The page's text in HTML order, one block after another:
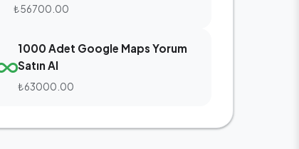
₺56700.00
1000 Adet Google Maps Yorum
Satın Al
₺63000.00